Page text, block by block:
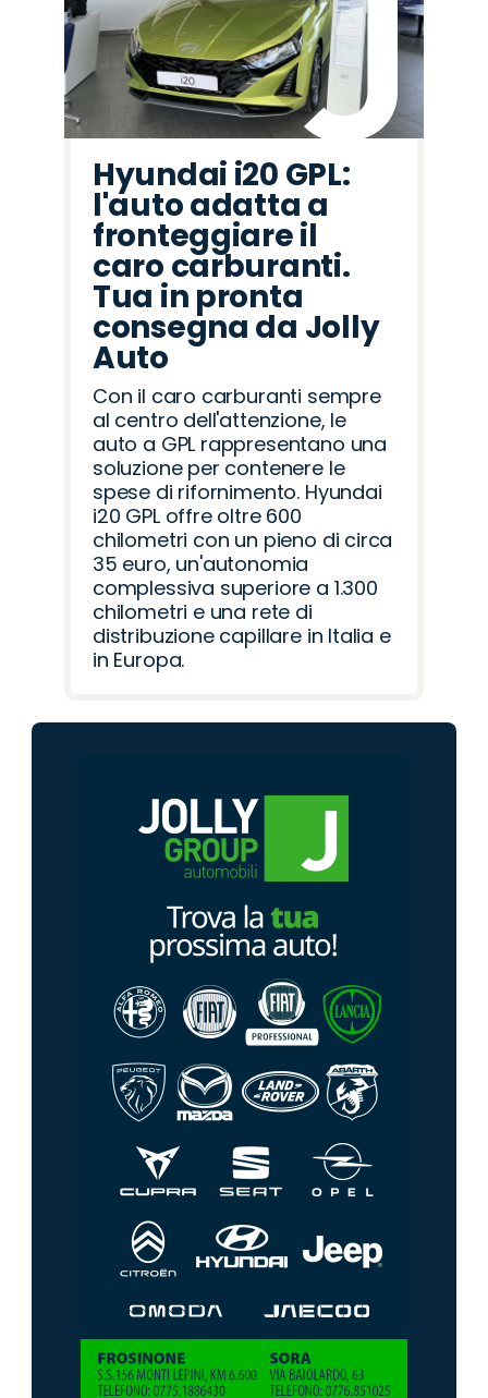
Hyundai i20 GPL:
l'auto adatta a
fronteggiare il
caro carburanti.
Tua in pronta
consegna da Jolly
Auto
Con il caro carburanti sempre
al centro dell'attenzione, le
auto a GPL rappresentano una
soluzione per contenere le
spese di rifornimento. Hyundai
i20 GPL offre oltre 600
chilometri con un pieno di circa
35 euro, un'autonomia
complessiva superiore a 1.300
chilometri e una rete di
distribuzione capillare in Italia e
in Europa.